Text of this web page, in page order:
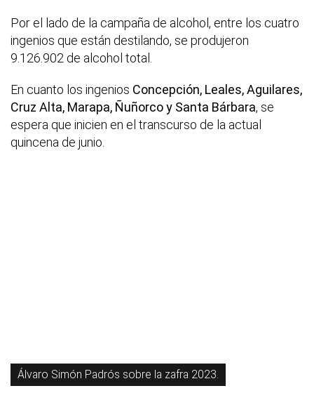
Por el lado de la campaña de alcohol, entre los cuatro
ingenios que están destilando, se produjeron
9.126.902 de alcohol total.
En cuanto los ingenios Concepción, Leales, Aguilares,
Cruz Alta, Marapa, Ñuñorco y Santa Bárbara, se
espera que inicien en el transcurso de la actual
quincena de junio.
Álvaro Simón Padrós sobre la zafra 2023.